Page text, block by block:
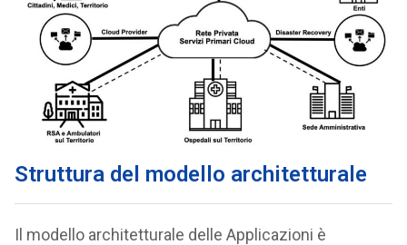
Struttura del modello architetturale
Il modello architetturale delle Applicazioni è